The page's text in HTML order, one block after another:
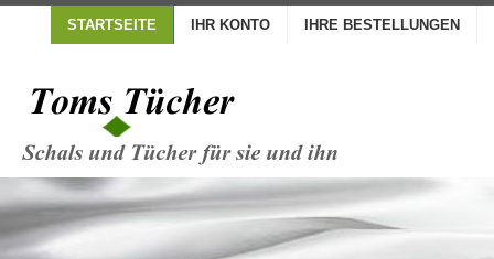
STARTSEITE IHR KONTO IHRE BESTELLUNGEN